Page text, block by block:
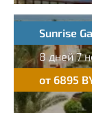
Sunrise
8 дней 7
от 6895